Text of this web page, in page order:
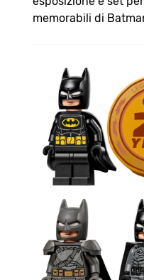
memorabili di